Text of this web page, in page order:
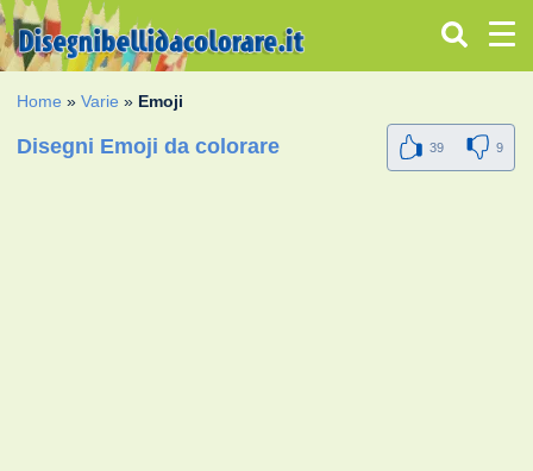
Home »Varie » Emoji
Disegni Emoji da colorare 39 9